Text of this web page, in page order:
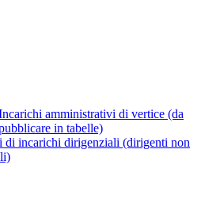
amministrativi di vertice (da
in tabelle)
di incarichi dirigenziali (dirigenti non